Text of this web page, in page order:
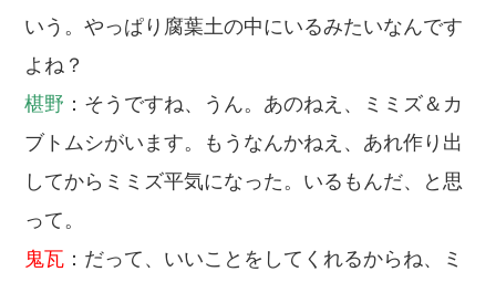
いう。やっぱり腐葉土の中にいるみたいなんです
よね？
椹野 ：そうですね、うん。あのねえ、ミミズ＆カ
ブトムシがいます。もうなんかねえ、あれ作り出
してからミミズ平気になった。いるもんだ、と思
って。
鬼瓦 ：だって、いいことをしてくれるからね、ミ